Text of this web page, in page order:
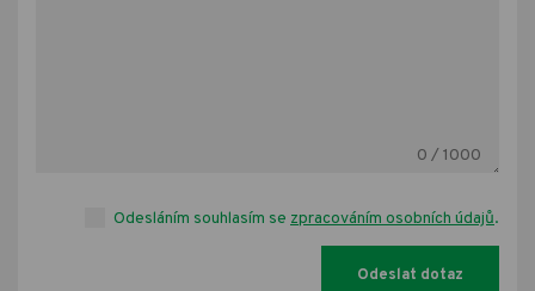
0 / 1000
Odesláním souhlasím se zpracováním osobních údajů.